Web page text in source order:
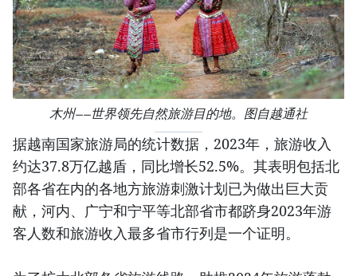
木州——世界领先自然旅游目的地。图自越通社
据越南国家旅游局的统计数据，2023年，旅游收入
约达37.8万亿越盾，同比增长52.5%。其表明包括北
部各省在内的各地方旅游刺激计划已为做出巨大贡
献，河内、广宁和宁平等北部省市都跻身2023年游
客人数和旅游收入最多省市行列是一个证明。